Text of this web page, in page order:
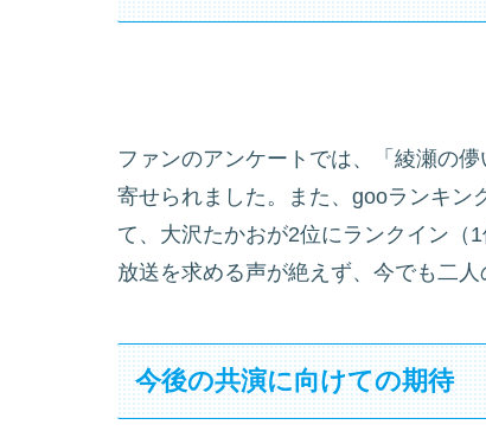
ファンのアンケートでは、「綾瀬の
寄せられました。また、gooランキン
て、大沢たかおが2位にランクイン（
放送を求める声が絶えず、今でも二
今後の共演に向けての期待